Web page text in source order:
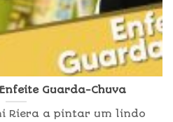
Guarda-Chuva
Riera a pintar um lindo